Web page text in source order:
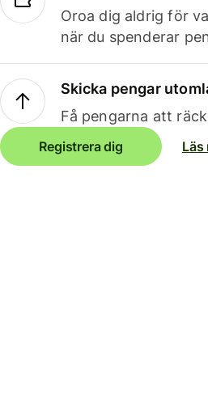
Oroa dig aldrig för
när du spenderar
Skicka pengar
Få pengarna att
Registrera dig Läs